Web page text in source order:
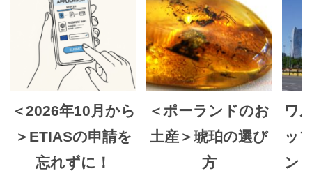
＜2026年10月から
＞ETIASの申請を
忘れずに！
＜ポーランドのお
土産＞琥珀の選び
方
ワ
ッ
ン